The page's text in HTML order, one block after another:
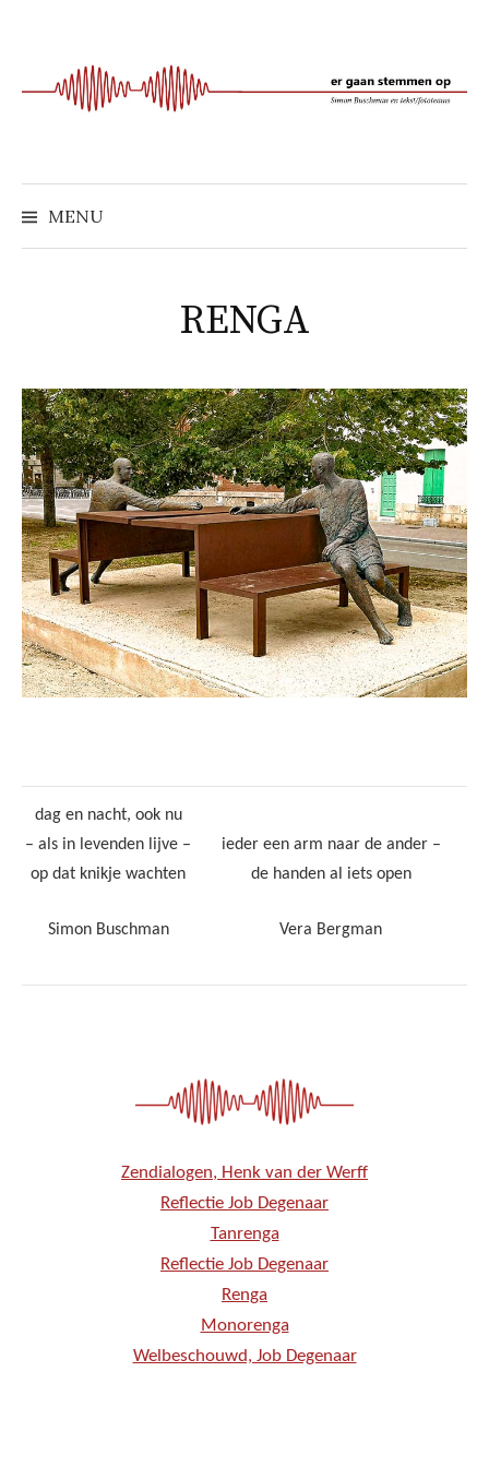
springen
MENU
RENGA
dag en nacht, ook nu
– als in levenden lijve –
op dat knikje wachten
Simon Buschman
ieder een arm naar de ander –
de handen al iets open
Vera Bergman
Zendialogen, Henk van der Werff
Reflectie Job Degenaar
Tanrenga
Reflectie Job Degenaar
Renga
Monorenga
Welbeschouwd, Job Degenaar